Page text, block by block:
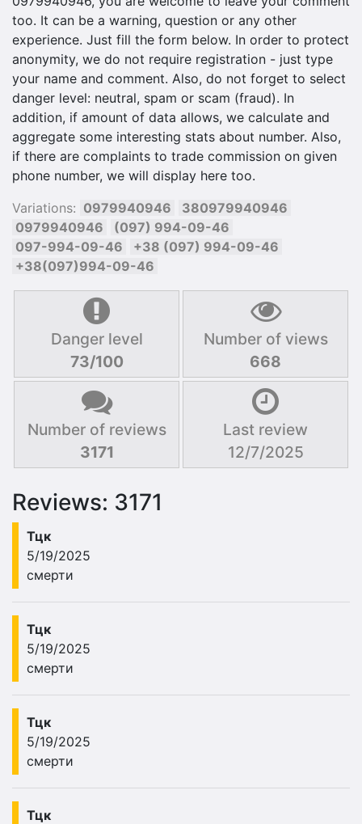
too. It can be a warning, question or any other
experience. Just fill the form below. In order to protect
anonymity, we do not require registration - just type
your name and comment. Also, do not forget to select
danger level: neutral, spam or scam (fraud). In
addition, if amount of data allows, we calculate and
aggregate some interesting stats about number. Also,
if there are complaints to trade commission on given
phone number, we will display here too.
Variations: 0979940946
380979940946
0979940946
(097) 994-09-46
097-994-09-46
+38 (097) 994-09-46
+38(097)994-09-46
Danger level
73/100
Number of views
668
Number of reviews
3171
Last review
12/7/2025
Reviews: 3171
Тцк
5/19/2025
смерти
Тцк
5/19/2025
смерти
Тцк
5/19/2025
смерти
Тцк